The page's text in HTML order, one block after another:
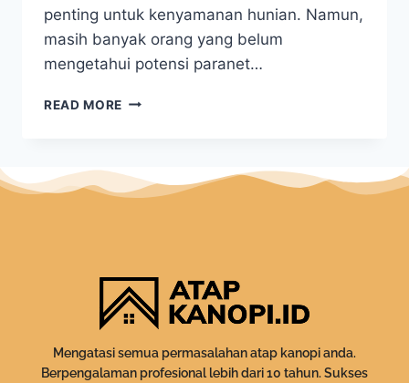
penting untuk kenyamanan hunian. Namun,
masih banyak orang yang belum
mengetahui potensi paranet…
READ MORE
Mengatasi semua permasalahan atap kanopi anda.
Berpengalaman profesional lebih dari 10 tahun. Sukses